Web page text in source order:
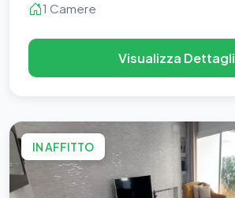
1 Camere
Visualizza Dettagli
IN AFFITTO